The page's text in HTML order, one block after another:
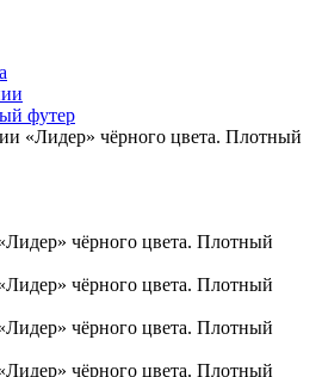
футер
«Лидер» чёрного цвета. Плотный